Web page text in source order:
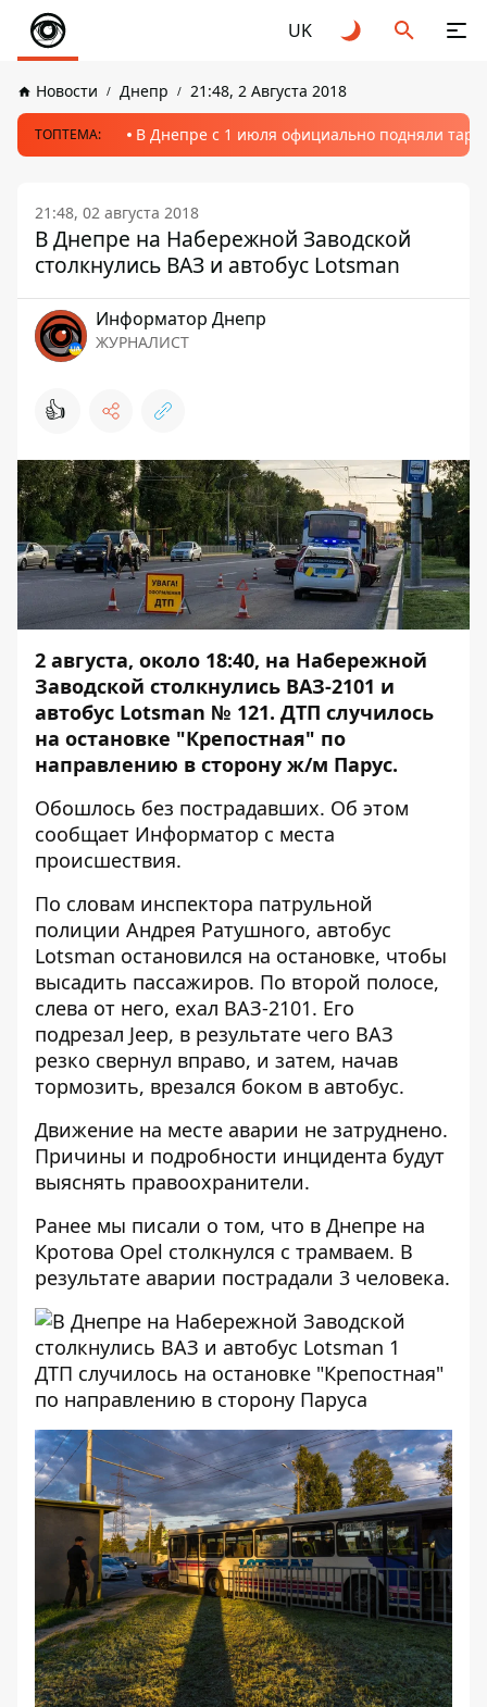
UK
Новости Днепр 21:48, 2 Августа 2018
ТОПТЕМА: В Днепре с 1 июля официально подняли
21:48, 02 августа 2018
В Днепре на Набережной Заводской
столкнулись ВАЗ и автобус Lotsman
Информатор Днепр
ЖУРНАЛИСТ
👍
2 августа, около 18:40, на Набережной
Заводской столкнулись ВАЗ-2101 и
автобус Lotsman № 121. ДТП случилось
на остановке "Крепостная" по
направлению в сторону ж/м Парус.
Обошлось без пострадавших. Об этом
сообщает Информатор с места
происшествия.
По словам инспектора патрульной
полиции Андрея Ратушного, автобус
Lotsman остановился на остановке, чтобы
высадить пассажиров. По второй полосе,
слева от него, ехал ВАЗ-2101. Его
подрезал Jeep, в результате чего ВАЗ
резко свернул вправо, и затем, начав
тормозить, врезался боком в автобус.
Движение на месте аварии не затруднено.
Причины и подробности инцидента будут
выяснять правоохранители.
Ранее мы писали о том, что в Днепре на
Кротова Opel столкнулся с трамваем. В
результате аварии пострадали 3 человека.
ДТП случилось на остановке "Крепостная"
по направлению в сторону Паруса